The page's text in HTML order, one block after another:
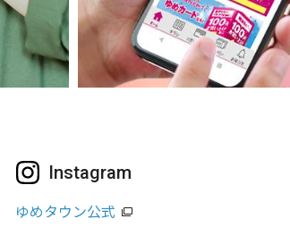
Instagram
ゆめタウン公式